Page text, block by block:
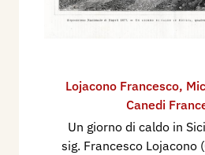
Lojacono Francesco,
Canedi
Un giorno di caldo in
sig. Francesco Lojacono